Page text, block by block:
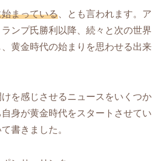
まっている、とも言われます。ア
ンプ氏勝利以降、続々と次の世界
黄金時代の始まりを思わせる出来
を感じさせるニュースをいくつか
身が黄金時代をスタートさせてい
書きました。